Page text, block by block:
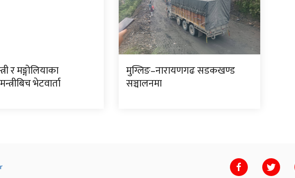
र मङ्गोलियाका
भेटवार्ता
मुग्लिङ–नारायणगढ सडकखण्ड
सञ्चालनमा